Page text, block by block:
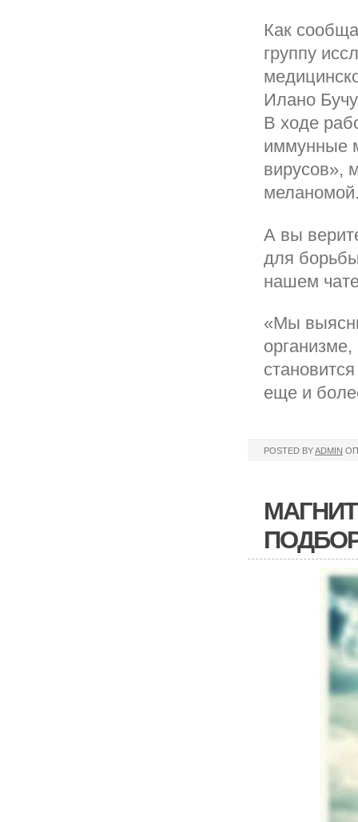
Как
группу
Илано
В ходе
иммунные
вирусов»,
А вы
для
нашем
«Мы
еще и
POSTED BYADMIN